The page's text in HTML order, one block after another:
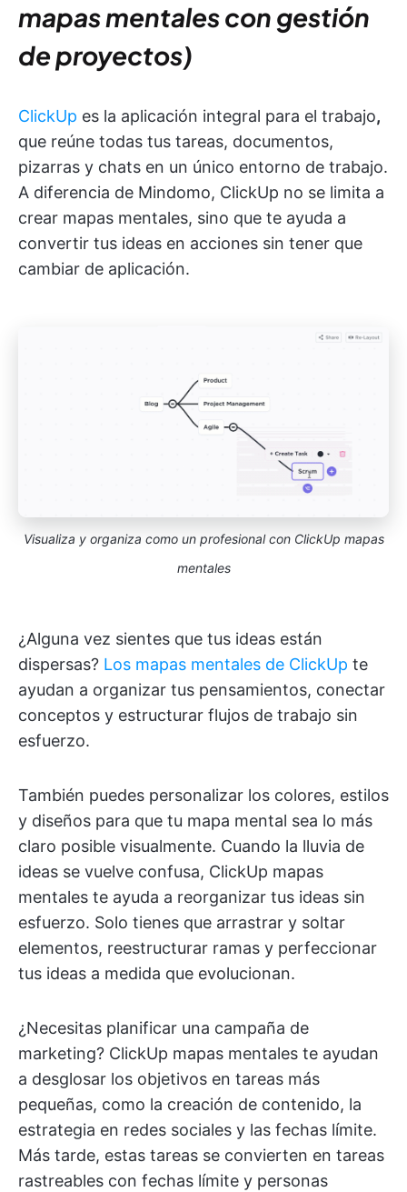
mapas mentales con gestión
de proyectos)
ClickUp es la aplicación integral para el trabajo,
que reúne todas tus tareas, documentos,
pizarras y chats en un único entorno de trabajo.
A diferencia de Mindomo, ClickUp no se limita a
crear mapas mentales, sino que te ayuda a
convertir tus ideas en acciones sin tener que
cambiar de aplicación.
Visualiza y organiza como un profesional con ClickUp mapas
mentales
¿Alguna vez sientes que tus ideas están
dispersas? Los mapas mentales de ClickUp te
ayudan a organizar tus pensamientos, conectar
conceptos y estructurar flujos de trabajo sin
esfuerzo.
También puedes personalizar los colores, estilos
y diseños para que tu mapa mental sea lo más
claro posible visualmente. Cuando la lluvia de
ideas se vuelve confusa, ClickUp mapas
mentales te ayuda a reorganizar tus ideas sin
esfuerzo. Solo tienes que arrastrar y soltar
elementos, reestructurar ramas y perfeccionar
tus ideas a medida que evolucionan.
¿Necesitas planificar una campaña de
marketing? ClickUp mapas mentales te ayudan
a desglosar los objetivos en tareas más
pequeñas, como la creación de contenido, la
estrategia en redes sociales y las fechas límite.
Más tarde, estas tareas se convierten en tareas
rastreables con fechas límite y personas